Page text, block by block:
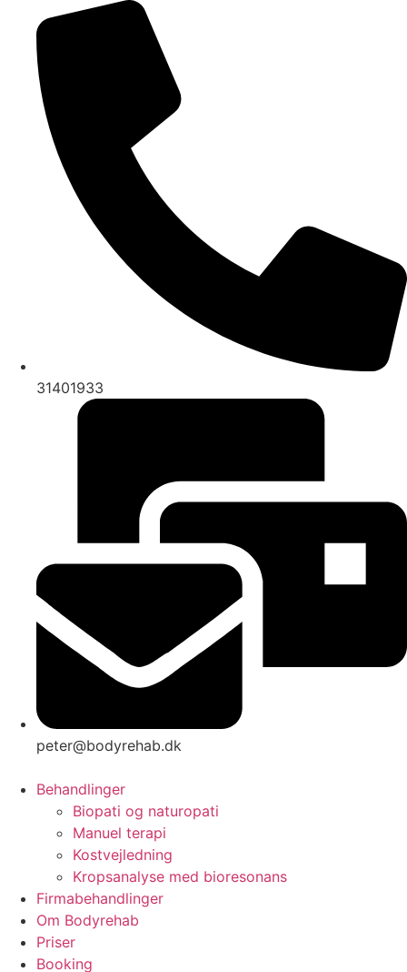
indhold
31401933
peter@bodyrehab.dk
Behandlinger
Biopati og naturopati
Manuel terapi
Kostvejledning
Kropsanalyse med bioresonans
Firmabehandlinger
Om Bodyrehab
Priser
Booking